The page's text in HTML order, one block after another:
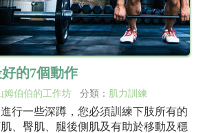
的7個動作
姆伯伯的工作坊 分類： 肌力訓練
行一些深蹲，您必須訓練下肢所有的
、臀肌、腿後側肌及有助於移動及穩